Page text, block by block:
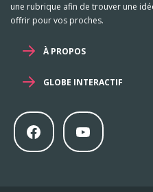
une rubrique afin de trouver une
offrir pour vos proches.
À PROPOS
GLOBE INTERACTIF